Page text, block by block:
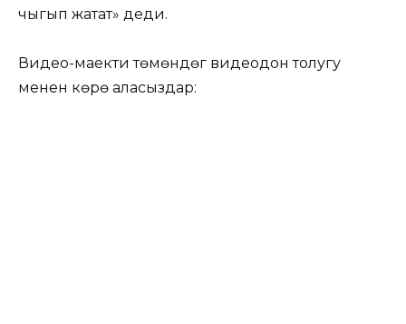
чыгып жатат» деди.
Видео-маекти төмөндөгү видеодон толугу
менен көрө аласыздар: